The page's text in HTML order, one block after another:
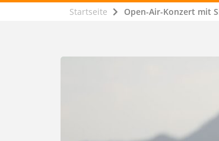
Startseite Open-Air-Konzert mit